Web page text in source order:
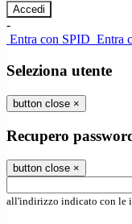
-
Entra con SPID Entra
Seleziona utente
button close ×
Recupero
button close ×
all'indirizzo indicato con le